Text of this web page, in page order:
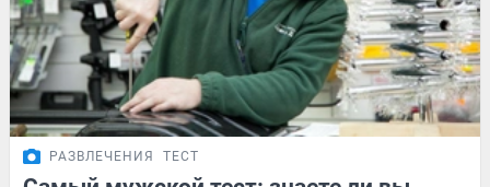
РАЗВЛЕЧЕНИЯ ТЕСТ